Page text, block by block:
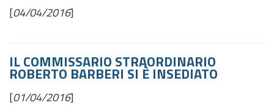
[04/04/2016]
IL COMMISSARIO STRAORDINARIO
ROBERTO BARBERI SI È INSEDIATO
[01/04/2016]